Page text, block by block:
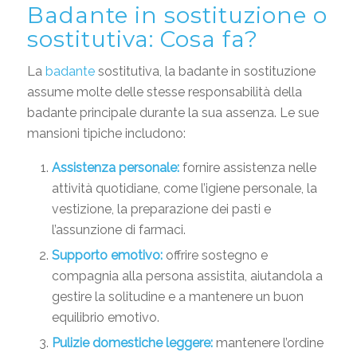
Badante in sostituzione o
sostitutiva: Cosa fa?
La badantesostitutiva, la badante in sostituzione
assume molte delle stesse responsabilità della
badante principale durante la sua assenza. Le sue
mansioni tipiche includono:
Assistenza personale:fornire assistenza nelle
attività quotidiane, come l’igiene personale, la
vestizione, la preparazione dei pasti e
l’assunzione di farmaci.
Supporto emotivo:offrire sostegno e
compagnia alla persona assistita, aiutandola a
gestire la solitudine e a mantenere un buon
equilibrio emotivo.
Pulizie domestiche leggere:mantenere l’ordine